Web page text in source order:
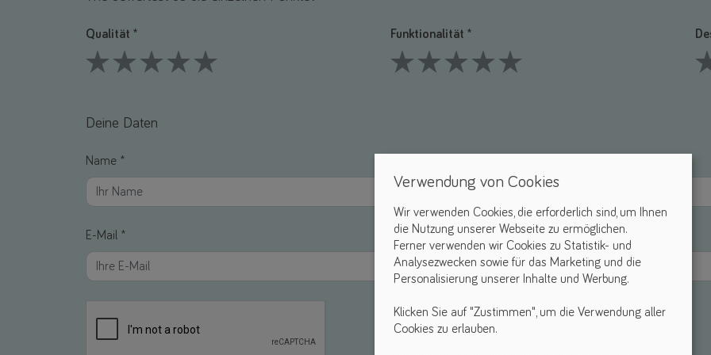
Qualität * Funktionalität *
Deine Daten
Name *
E-Mail *
Verwendung von Cookies
Wir verwenden Cookies, die erforderlich sind, um Ihnen
die Nutzung unserer Webseite zu ermöglichen.
Ferner verwenden wir Cookies zu Statistik- und
Analysezwecken sowie für das Marketing und die
Personalisierung unserer Inhalte und Werbung.
Klicken Sie auf "Zustimmen", um die Verwendung aller
Cookies zu erlauben.